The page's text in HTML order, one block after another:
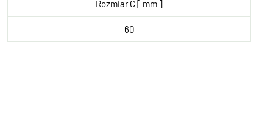
Rozmiar C [ mm ]
60